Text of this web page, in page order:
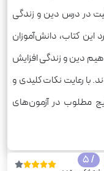
در درس دین و زندگی
این کتاب، دانش‌آموزان
دین و زندگی افزایش
با رعایت نکات کلیدی و
مطلوب در آزمون‌های
/ 5